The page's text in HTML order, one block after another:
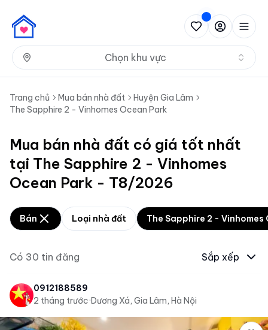
Chọn khu vực
Trang chủ Mua bán nhà đất
Huyện Gia Lâm
The Sapphire 2 - Vinhomes Ocean Park
Mua bán nhà đất có giá tốt nhất
tại The Sapphire 2 - Vinhomes
Ocean Park - T8/2026
Bán Loại nhà đất The Sapphire 2 - Vinhomes
Có 30 tin đăng Sắp xếp
0912188589
2 tháng trước·Dương Xá, Gia Lâm, Hà Nội